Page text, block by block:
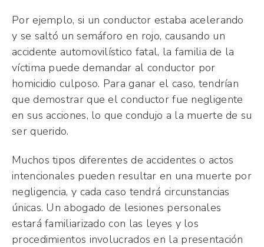
Por ejemplo, si un conductor estaba acelerando
y se saltó un semáforo en rojo, causando un
accidente automovilístico fatal, la familia de la
víctima puede demandar al conductor por
homicidio culposo. Para ganar el caso, tendrían
que demostrar que el conductor fue negligente
en sus acciones, lo que condujo a la muerte de su
ser querido.
Muchos tipos diferentes de accidentes o actos
intencionales pueden resultar en una muerte por
negligencia, y cada caso tendrá circunstancias
únicas. Un abogado de lesiones personales
estará familiarizado con las leyes y los
procedimientos involucrados en la presentación